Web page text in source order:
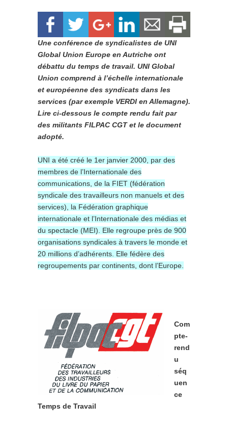
Une conférence de syndicalistes de UNI
Global Union Europe en Autriche ont
débattu du temps de travail. UNI Global
Union comprend à l’échelle internationale
et européenne des syndicats dans les
services (par exemple VERDI en Allemagne).
Lire ci-dessous le compte rendu fait par
des militants FILPAC CGT et le document
adopté.
UNI a été créé le 1er janvier 2000, par des
membres de l’Internationale des
communications, de la FIET (fédération
syndicale des travailleurs non manuels et des
services), la Fédération graphique
internationale et l’Internationale des médias et
du spectacle (MEI). Elle regroupe près de 900
organisations syndicales à travers le monde et
20 millions d’adhérents. Elle fédère des
regroupements par continents, dont l’Europe.
Com
pte-
rend
u
séq
uen
ce
Temps de Travail